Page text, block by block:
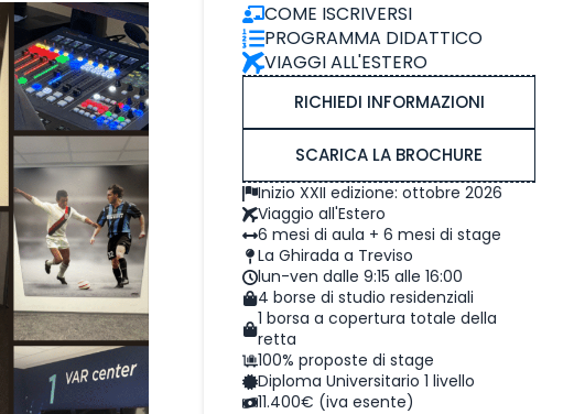
COME ISCRIVERSI
PROGRAMMA DIDATTICO
VIAGGI ALL'ESTERO
RICHIEDI INFORMAZIONI
SCARICA LA BROCHURE
Inizio XXII edizione: ottobre 2026
Viaggio all'Estero
6 mesi di aula + 6 mesi di stage
La Ghirada a Treviso
lun-ven dalle 9:15 alle 16:00
4 borse di studio residenziali
1 borsa a copertura totale della
retta
100% proposte di stage
Diploma Universitario 1 livello
11.400€ (iva esente)